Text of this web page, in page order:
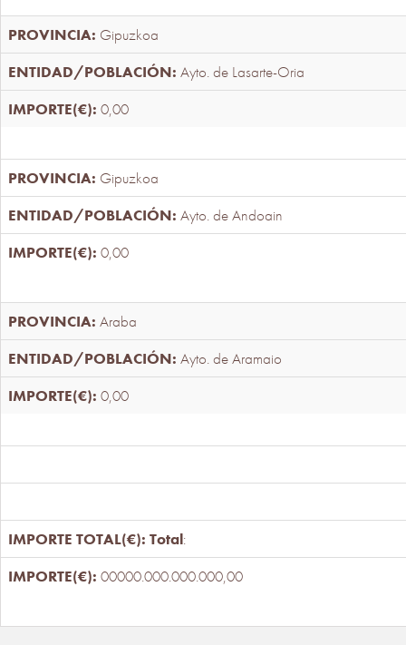
Gipuzkoa
Ayto. de Lasarte-Oria
0,00
Gipuzkoa
Ayto. de Andoain
0,00
Araba
Ayto. de Aramaio
0,00
Total:
00000.000.000.000,00